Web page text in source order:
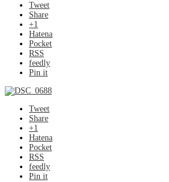
Tweet
Share
+1
Hatena
Pocket
RSS
feedly
Pin it
Tweet
Share
+1
Hatena
Pocket
RSS
feedly
Pin it